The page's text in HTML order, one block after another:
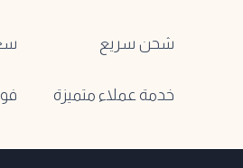
شحن سريع
خدمة عملاء متميزة